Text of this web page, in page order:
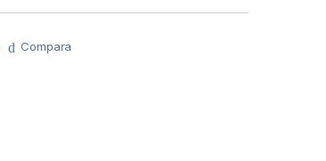
Compara